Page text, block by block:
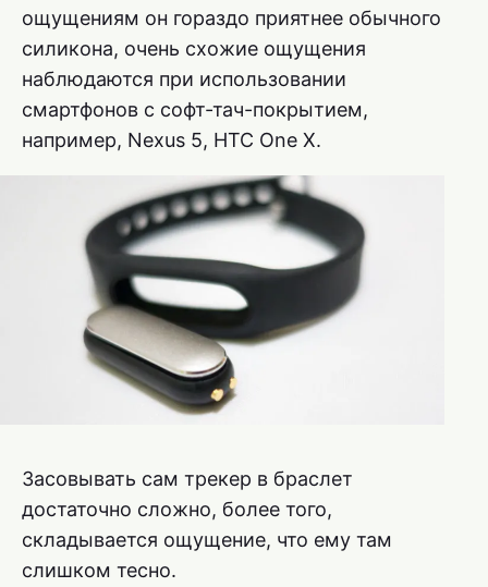
ощущениям он гораздо приятнее обычного
силикона, очень схожие ощущения
наблюдаются при использовании
смартфонов с софт-тач-покрытием,
например, Nexus 5, HTC One X.
Засовывать сам трекер в браслет
достаточно сложно, более того,
складывается ощущение, что ему там
слишком тесно.